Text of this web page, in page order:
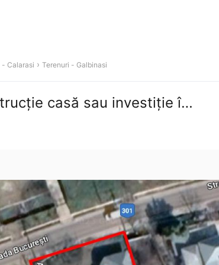
- Calarasi › Terenuri - Galbinasi
Vând teren, construcție casă sau investiție într-o zonă în dezvoltare!